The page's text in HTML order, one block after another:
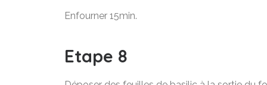
Enfourner 15min.
Etape 8